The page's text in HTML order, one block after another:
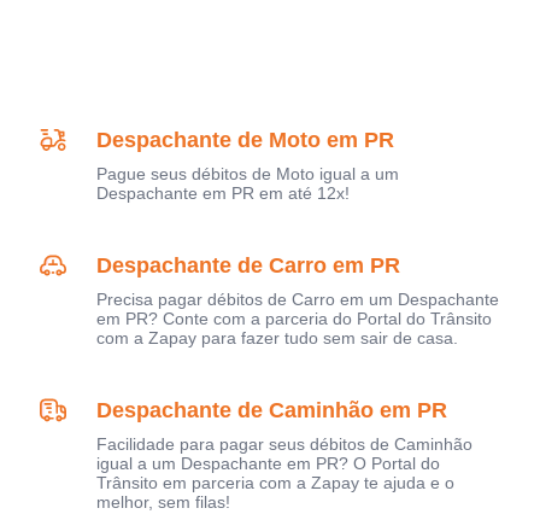
Despachante de Moto em PR
Pague seus débitos de Moto igual a um
Despachante em PR em até 12x!
Despachante de Carro em PR
Precisa pagar débitos de Carro em um Despachante
em PR? Conte com a parceria do Portal do Trânsito
com a Zapay para fazer tudo sem sair de casa.
Despachante de Caminhão em PR
Facilidade para pagar seus débitos de Caminhão
igual a um Despachante em PR? O Portal do
Trânsito em parceria com a Zapay te ajuda e o
melhor, sem filas!